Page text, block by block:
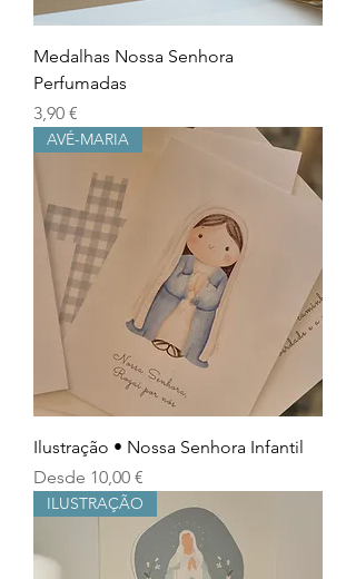
Medalhas Nossa Senhora
Perfumadas
Precio
3,90 €
AVÉ-MARIA
Ilustração • Nossa Senhora Infantil
Desde 10,00 €
Precio de oferta
ILUSTRAÇÃO